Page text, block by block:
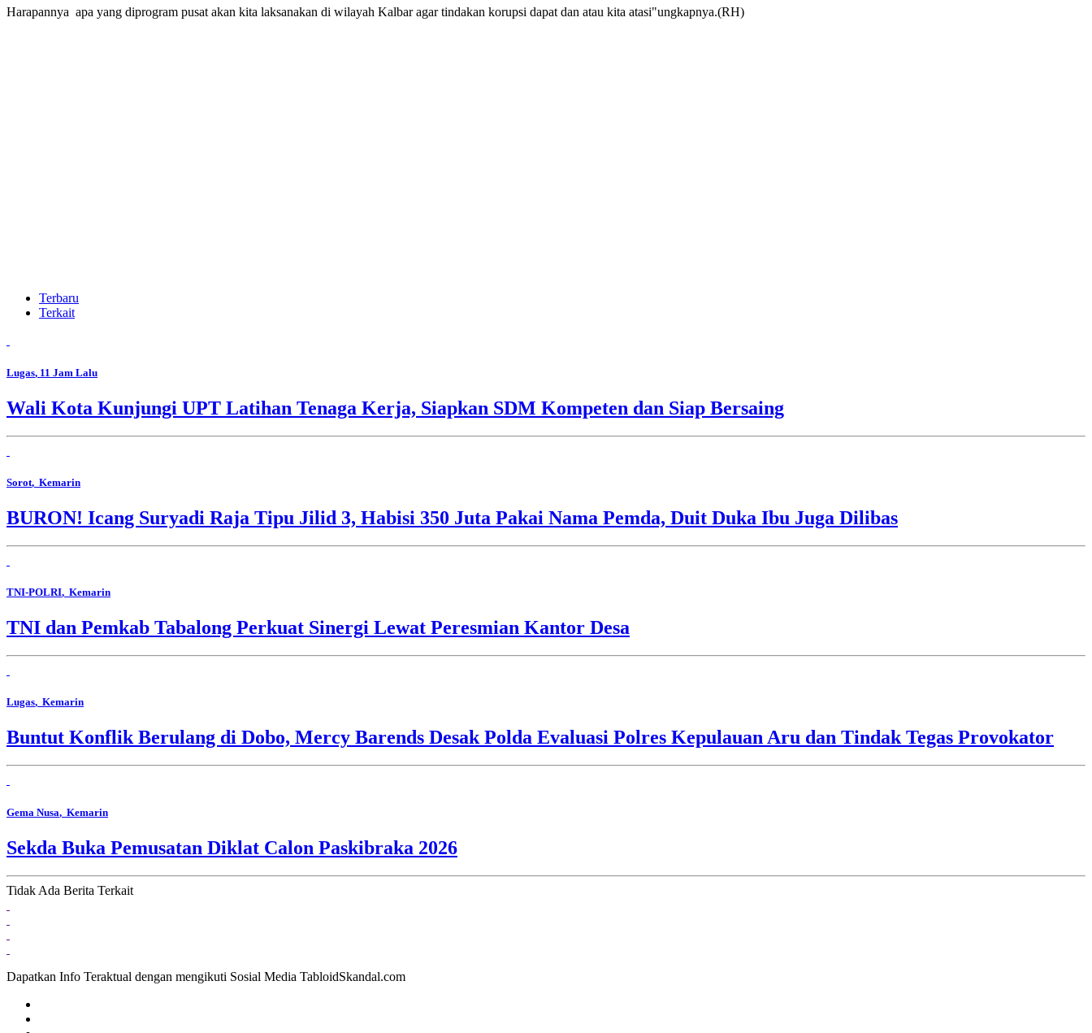
Harapannya apa yang diprogram pusat akan kita laksanakan di wilayah Kalbar agar tindakan korupsi dapat dan atau kita atasi"ungkapnya.(RH)
Terbaru
Terkait
Lugas, 11 Jam Lalu
Wali Kota Kunjungi UPT Latihan Tenaga Kerja, Siapkan SDM Kompeten dan Siap Bersaing
Sorot, Kemarin
BURON! Icang Suryadi Raja Tipu Jilid 3, Habisi 350 Juta Pakai Nama Pemda, Duit Duka Ibu Juga Dilibas
TNI-POLRI, Kemarin
TNI dan Pemkab Tabalong Perkuat Sinergi Lewat Peresmian Kantor Desa
Lugas, Kemarin
Buntut Konflik Berulang di Dobo, Mercy Barends Desak Polda Evaluasi Polres Kepulauan Aru dan Tindak Tegas Provokator
Gema Nusa, Kemarin
Sekda Buka Pemusatan Diklat Calon Paskibraka 2026
Tidak Ada Berita Terkait
Dapatkan Info Teraktual dengan mengikuti Sosial Media TabloidSkandal.com